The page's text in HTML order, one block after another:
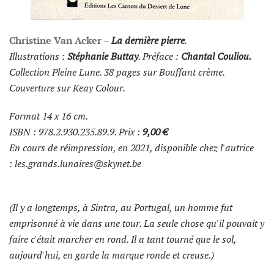
Christine Van Acker –La dernière pierre.
Illustrations : Stéphanie Buttay. Préface : Chantal Couliou.
Collection Pleine Lune. 38 pages sur Bouffant crème.
Couverture sur Keay Colour.
Format 14 x 16 cm.
ISBN : 978.2.930.235.89.9. Prix : 9,00 €
En cours de réimpression, en 2021, disponible chez l'autrice
: les.grands.lunaires@skynet.be
(Il y a longtemps, à Sintra, au Portugal, un homme fut
emprisonné à vie dans une tour. La seule chose qu'il pouvait y
faire c'était marcher en rond. Il a tant tourné que le sol,
aujourd'hui, en garde la marque ronde et creuse.)